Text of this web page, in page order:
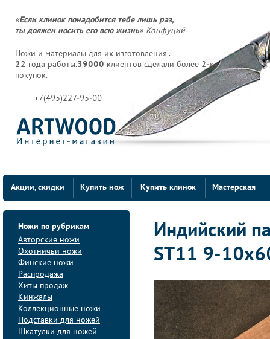
«Если клинок понадобится тебе лишь раз,
ты должен носить его всю жизнь» Конфуций
Ножи и материалы для их изготовления .
22 года работы.39000 клиентов сделали более 2-х
покупок.
+7(495)227-95-00
Акции, скидки Купить нож Купить клинок Мастерская
Ножи по рубрикам
Авторские ножи
Охотничьи ножи
Финские ножи
Распродажа
Хиты продаж
Кинжалы
Коллекционные ножи
Подставки для ножей
Шкатулки для ножей
Индийский
ST11 9-